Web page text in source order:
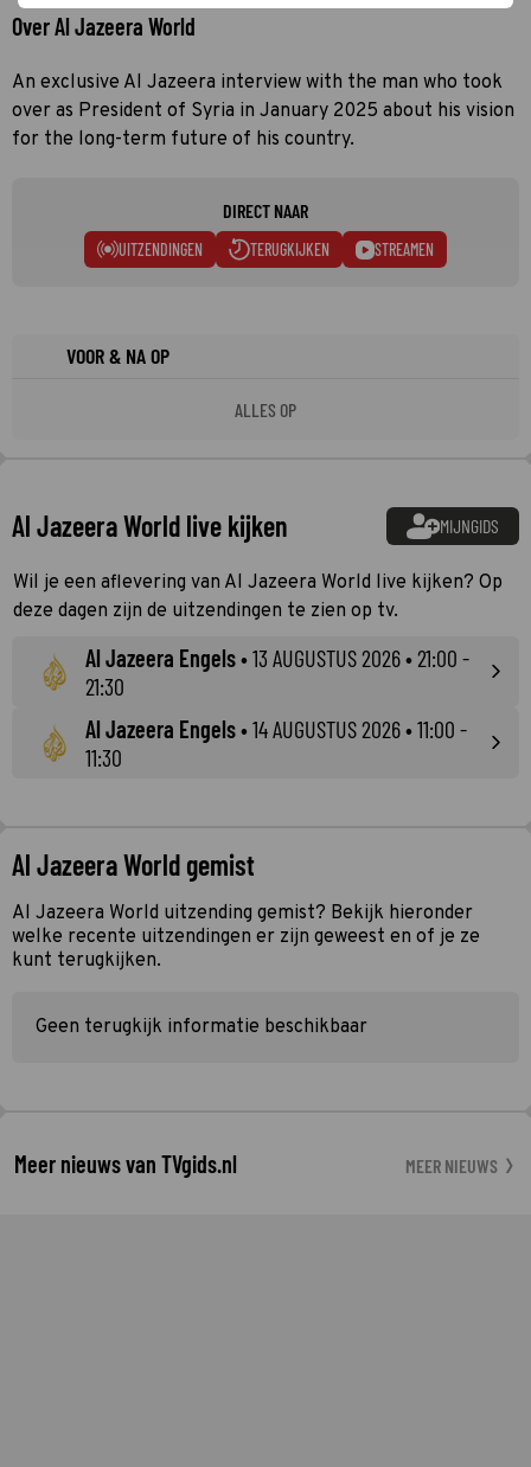
Over Al Jazeera World
An exclusive Al Jazeera interview with the man who took
over as President of Syria in January 2025 about his vision
for the long-term future of his country.
DIRECT NAAR
UITZENDINGEN TERUGKIJKEN STREAMEN
VOOR & NA OP
ALLES OP
Al Jazeera World live kijken MIJNGIDS
Wil je een aflevering van Al Jazeera World live kijken? Op
deze dagen zijn de uitzendingen te zien op tv.
Al Jazeera Engels•13 AUGUSTUS 2026• 21:00 -
21:30
Al Jazeera Engels•14 AUGUSTUS 2026• 11:00 -
11:30
Al Jazeera World gemist
Al Jazeera World uitzending gemist? Bekijk hieronder
welke recente uitzendingen er zijn geweest en of je ze
kunt terugkijken.
Geen terugkijk informatie beschikbaar
Meer nieuws van TVgids.nl MEER NIEUWS